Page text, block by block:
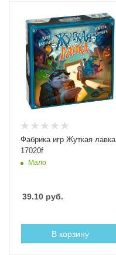
Фабрика игр Жуткая лавка
17020f
Мало
39.10 руб.
В корзину